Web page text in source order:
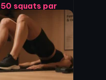
50 squats par
jour : résultats
réels,
transformation
physique et
erreurs à éviter